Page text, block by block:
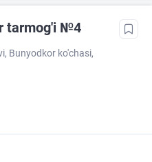
tarmog'i №4
Bunyodkor ko'chasi,